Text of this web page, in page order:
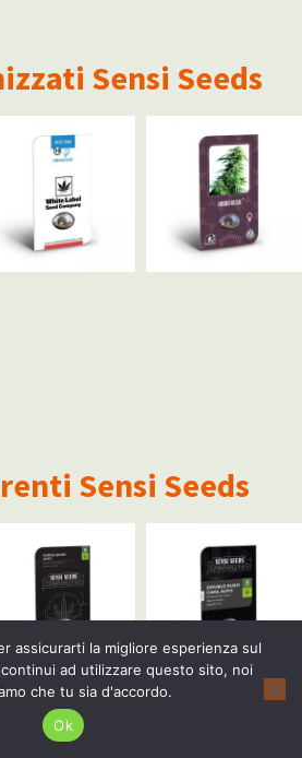
Sensi Seeds
Sensi Seeds
assicurarti la migliore esperienza sul
ad utilizzare questo sito, noi
che tu sia d'accordo.
Ok